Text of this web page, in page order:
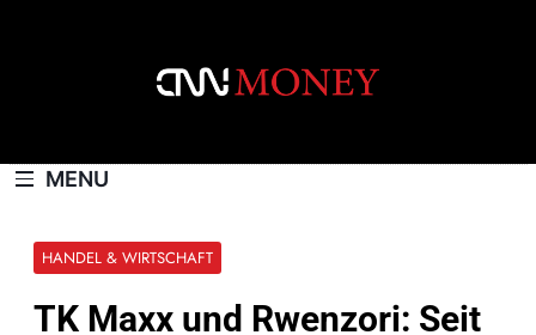
MENU
HANDEL & WIRTSCHAFT
TK Maxx und Rwenzori: Seit